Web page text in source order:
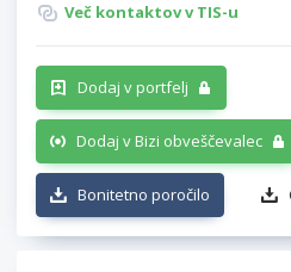
Več kontaktov v TIS-u
Dodaj v portfelj
Dodaj v Bizi obveščevalec
Bonitetno poročilo